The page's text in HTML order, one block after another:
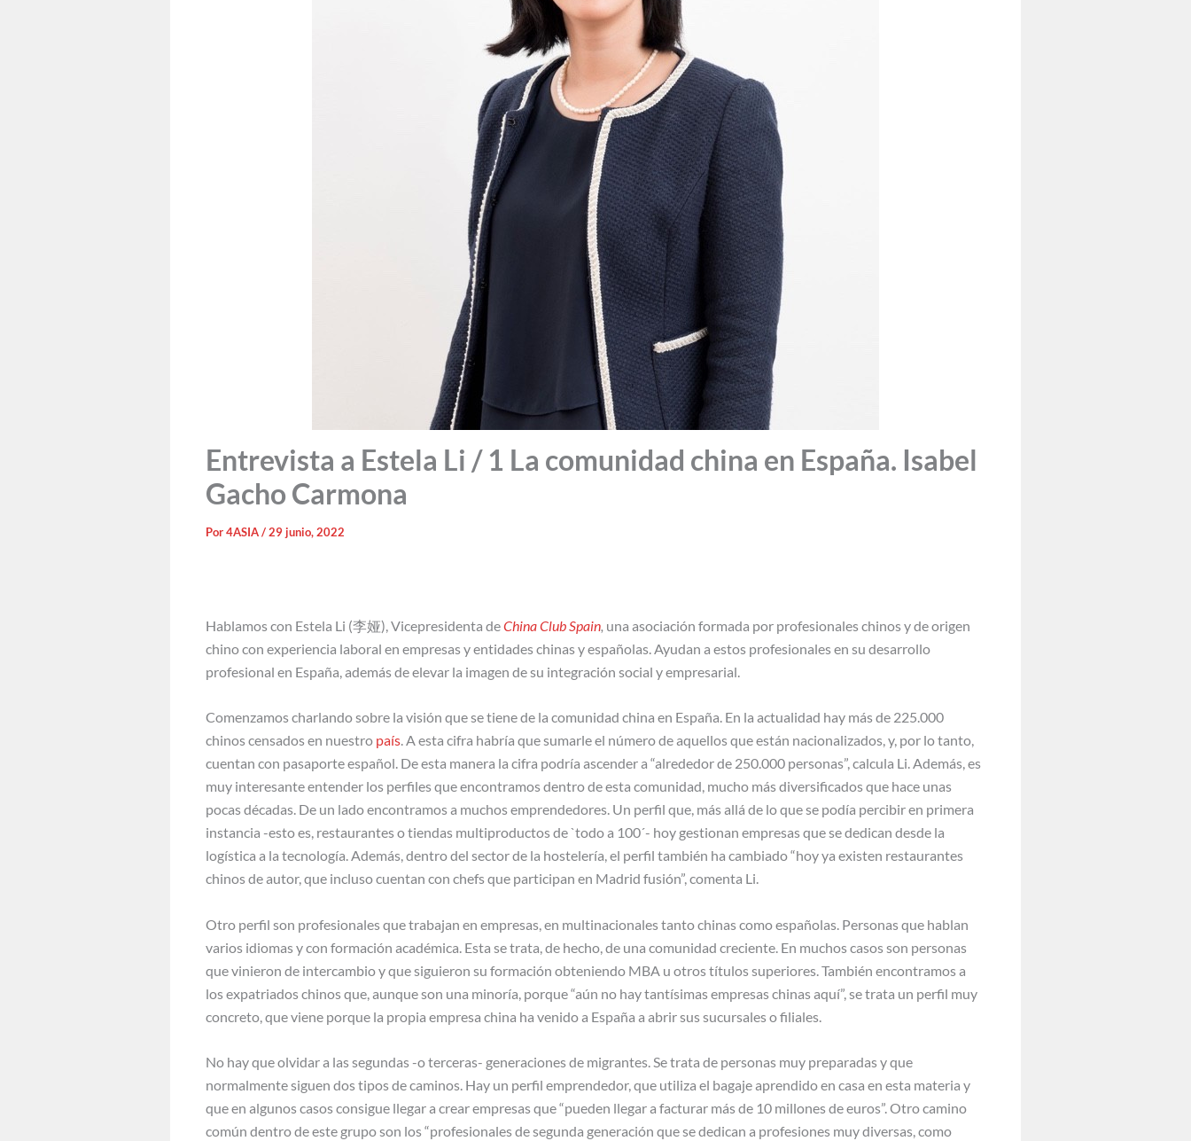
Entrevista a Estela Li / 1 La comunidad china en España. Isabel
Gacho Carmona
Por4ASIA/29 junio, 2022
Hablamos con Estela Li (李娅), Vicepresidenta deChina Club Spain una asociación formada por profesionales chinos y de origen
chino con experiencia laboral en empresas y entidades chinas y españolas. Ayudan a estos profesionales en su desarrollo
profesional en España, además de elevar la imagen de su integración social y empresarial.
Comenzamos charlando sobre la visión que se tiene de la comunidad china en España. En la actualidad hay más de 225.000
chinos censados en nuestro país. A esta cifra habría que sumarle el número de aquellos que están nacionalizados, y, por lo tanto,
cuentan con pasaporte español. De esta manera la cifra podría ascender a “alrededor de 250.000 personas”, calcula Li. Además, es
muy interesante entender los perfiles que encontramos dentro de esta comunidad, mucho más diversificados que hace unas
pocas décadas. De un lado encontramos a muchos emprendedores. Un perfil que, más allá de lo que se podía percibir en primera
instancia -esto es, restaurantes o tiendas multiproductos de `todo a 100´- hoy gestionan empresas que se dedican desde la
logística a la tecnología. Además, dentro del sector de la hostelería, el perfil también ha cambiado “hoy ya existen restaurantes
chinos de autor, que incluso cuentan con chefs que participan en Madrid fusión”, comenta Li.
Otro perfil son profesionales que trabajan en empresas, en multinacionales tanto chinas como españolas. Personas que hablan
varios idiomas y con formación académica. Esta se trata, de hecho, de una comunidad creciente. En muchos casos son personas
que vinieron de intercambio y que siguieron su formación obteniendo MBA u otros títulos superiores. También encontramos a
los expatriados chinos que, aunque son una minoría, porque “aún no hay tantísimas empresas chinas aquí”, se trata un perfil muy
concreto, que viene porque la propia empresa china ha venido a España a abrir sus sucursales o filiales.
No hay que olvidar a las segundas -o terceras- generaciones de migrantes. Se trata de personas muy preparadas y que
normalmente siguen dos tipos de caminos. Hay un perfil emprendedor, que utiliza el bagaje aprendido en casa en esta materia y
que en algunos casos consigue llegar a crear empresas que “pueden llegar a facturar más de 10 millones de euros”. Otro camino
común dentro de este grupo son los “profesionales de segunda generación que se dedican a profesiones muy diversas, como